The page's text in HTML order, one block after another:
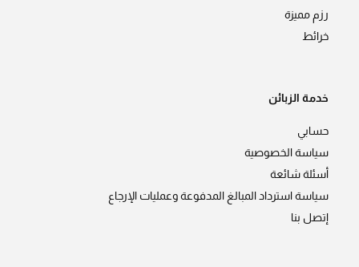
رزم مميزة
خرائط
خدمة الزبائن
حسابي
سياسة الخصوصية
أسئلة شائعة
سياسة استرداد المبالغ المدفوعة وعمليات الإرجاع
إتصل بنا